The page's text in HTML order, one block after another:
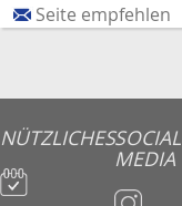
Seite empfehlen
NÜTZLICHESSOCIAL
MEDIA